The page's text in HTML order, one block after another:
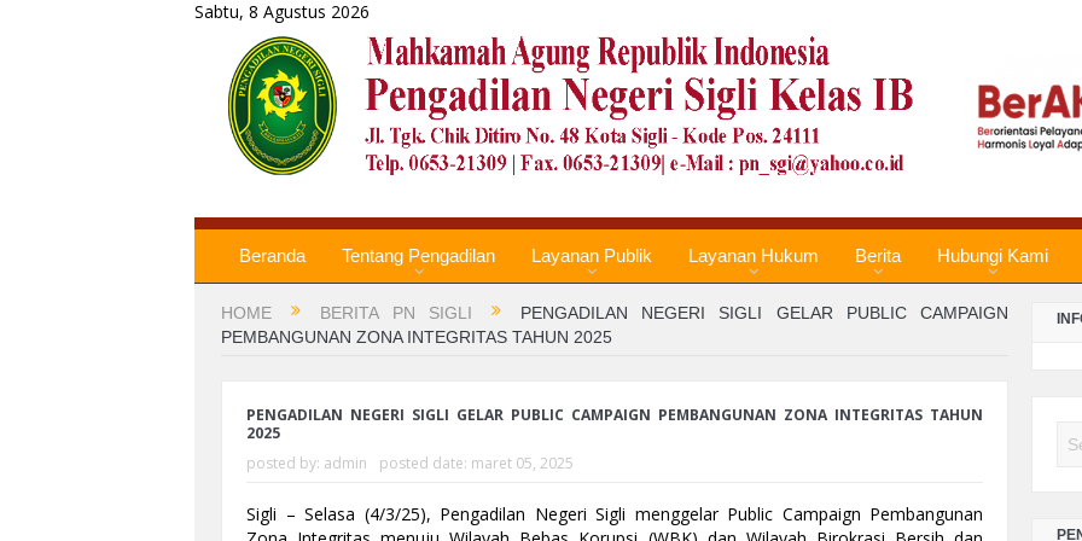
Sabtu, 8 Agustus 2026
Beranda Tentang Pengadilan Layanan Publik Layanan Hukum Berita Hubungi Kami
HOME BERITA PN SIGLI
PENGADILAN NEGERI SIGLI GELAR PUBLIC CAMPAIGN
PEMBANGUNAN ZONA INTEGRITAS TAHUN 2025
PENGADILAN NEGERI SIGLI GELAR PUBLIC CAMPAIGN PEMBANGUNAN ZONA INTEGRITAS TAHUN
2025
posted by: admin posted date: maret 05, 2025
Sigli – Selasa (4/3/25), Pengadilan Negeri Sigli menggelar Public Campaign Pembangunan